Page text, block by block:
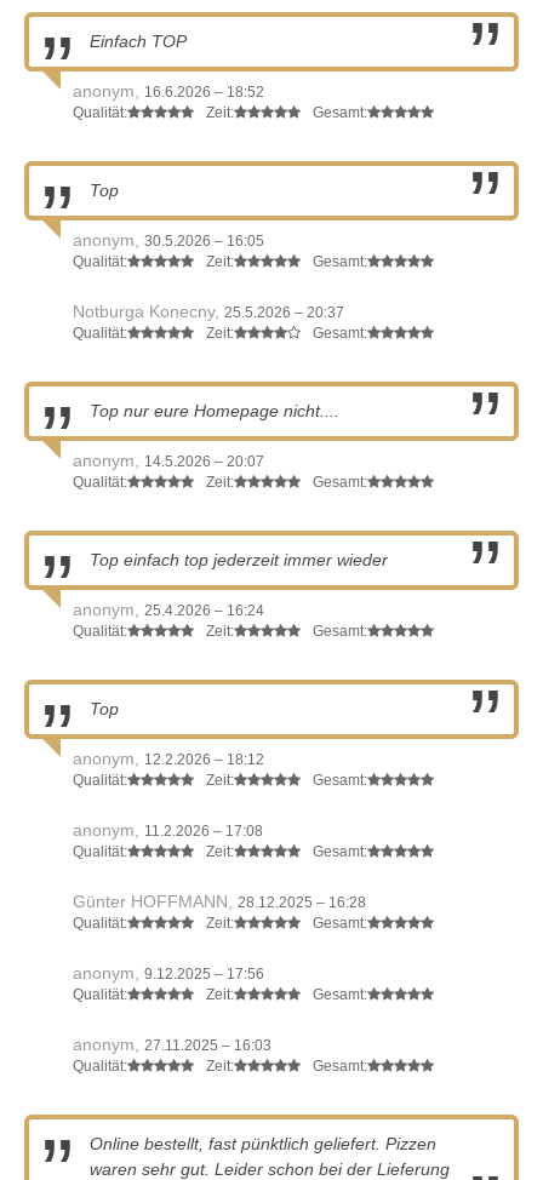
Einfach TOP
anonym,
16.6.2026 – 18:52
Qualität:
Zeit: Gesamt:
Top
anonym, 30.5.2026 – 16:05
Qualität:
Zeit: Gesamt:
Notburga Konecny, 25.5.2026 – 20:37
Qualität:
Zeit: Gesamt:
Top nur eure Homepage nicht....
anonym,
14.5.2026 – 20:07
Qualität:
Zeit: Gesamt:
Top einfach top jederzeit immer wieder
anonym,
25.4.2026 – 16:24
Qualität:
Zeit: Gesamt:
Top
anonym,
12.2.2026 – 18:12
Qualität:
Zeit: Gesamt:
anonym,
11.2.2026 – 17:08
Qualität:
Zeit: Gesamt:
Günter HOFFMANN,
28.12.2025 – 16:28
Qualität:
Zeit: Gesamt:
anonym, 9.12.2025 – 17:56
Qualität:
Zeit: Gesamt:
anonym,
27.11.2025 – 16:03
Qualität:
Zeit: Gesamt:
Online bestellt, fast pünktlich geliefert. Pizzen
waren sehr gut. Leider schon bei der Lieferung